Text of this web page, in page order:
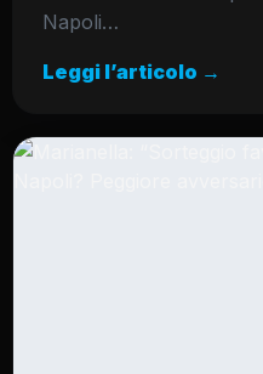
Napoli…
Leggi l’articolo →